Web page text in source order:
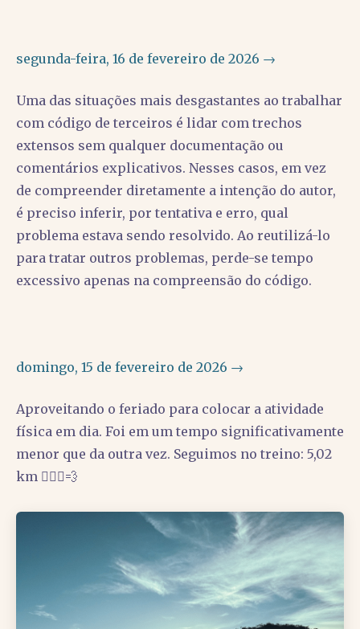
segunda-feira, 16 de fevereiro de 2026 →
Uma das situações mais desgastantes ao trabalhar
com código de terceiros é lidar com trechos
extensos sem qualquer documentação ou
comentários explicativos. Nesses casos, em vez
de compreender diretamente a intenção do autor,
é preciso inferir, por tentativa e erro, qual
problema estava sendo resolvido. Ao reutilizá-lo
para tratar outros problemas, perde-se tempo
excessivo apenas na compreensão do código.
domingo, 15 de fevereiro de 2026 →
Aproveitando o feriado para colocar a atividade
física em dia. Foi em um tempo significativamente
menor que da outra vez. Seguimos no treino: 5,02
km 🏃🏽‍♂️💨